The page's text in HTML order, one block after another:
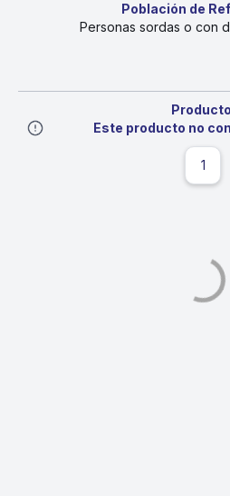
Población de
Personas sordas o con
Este producto no
1